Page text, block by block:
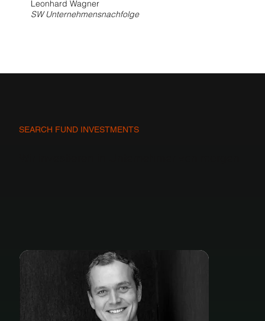
Leonhard Wagner
SW Unternehmensnachfolge
SEARCH FUND INVESTMENTS